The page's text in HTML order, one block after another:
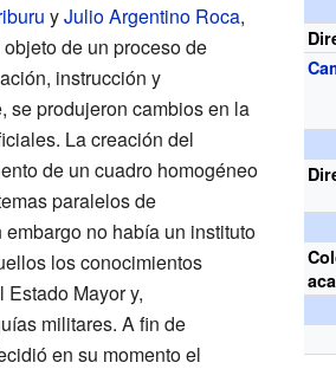
yJulio Argentino Roca,
de un proceso de
instrucción y
se produjeron cambios en la
La creación del
de un cuadro homogéneo
paralelos de
no había un instituto
los conocimientos
Mayor y,
militares. A fin de
en su momento el